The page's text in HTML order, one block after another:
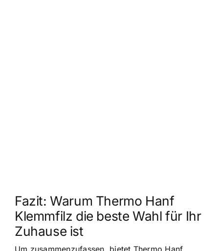
Fazit: Warum Thermo Hanf
Klemmfilz die beste Wahl für Ihr
Zuhause ist